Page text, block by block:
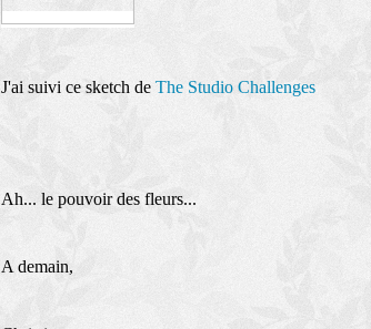
J'ai suivi ce sketch de The Studio Challenges
Ah... le pouvoir des fleurs...
A demain,